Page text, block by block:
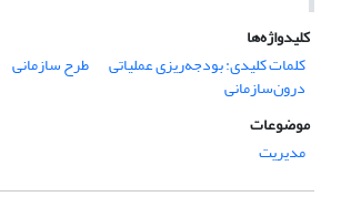
کلیدواژه‌ها
کلمات کلیدی: بودجه‌ریزی عملیاتی
طرح سازمانی
درون‌سازمانی
موضوعات
مدیریت